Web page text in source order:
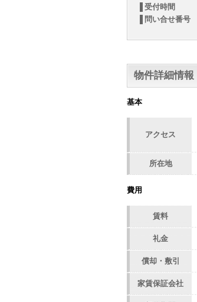
受付時間
問い合せ番号
物件詳細情報
基本
アクセス
所在地
費用
賃料
礼金
償却・敷引
家賃保証会社